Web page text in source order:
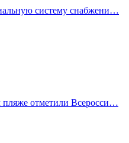
систему снабжени…
пляже отметили Всеросси…